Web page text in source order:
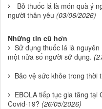
Bỏ thuốc lá là món quà ý
người thân yêu (03/06/2026)
Những tin cũ hơn
Sử dụng thuốc lá là
một nửa số người sử dụng.
Bảo vệ sức khỏe trong thời
EBOLA tiếp tục gia tăng tại
Covid-19? (26/05/2026)